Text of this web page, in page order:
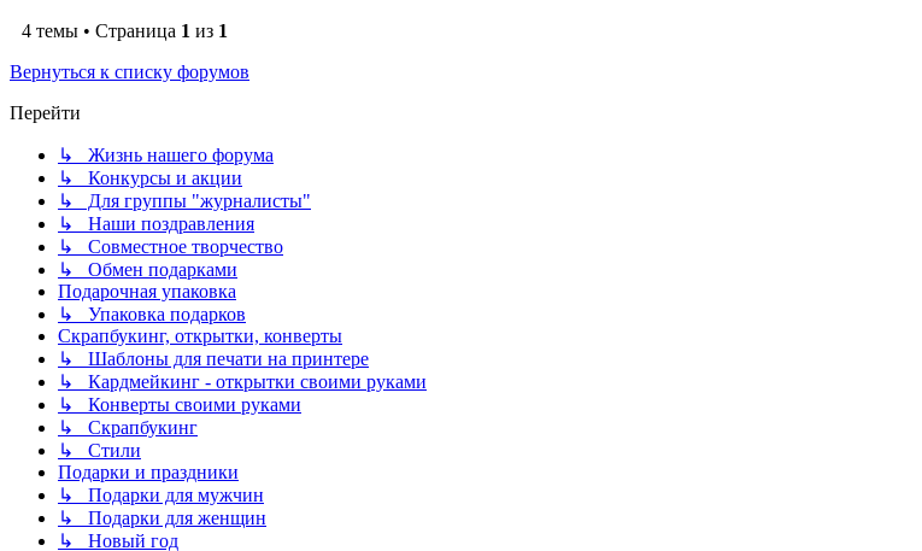
4 темы • Страница 1 из 1
Вернуться к списку форумов
Перейти
↳ Жизнь нашего форума
↳ Конкурсы и акции
↳ Для группы "журналисты"
↳ Наши поздравления
↳ Совместное творчество
↳ Обмен подарками
Подарочная упаковка
↳ Упаковка подарков
Скрапбукинг, открытки, конверты
↳ Шаблоны для печати на принтере
↳ Кардмейкинг - открытки своими руками
↳ Конверты своими руками
↳ Скрапбукинг
↳ Стили
Подарки и праздники
↳ Подарки для мужчин
↳ Подарки для женщин
↳ Новый год